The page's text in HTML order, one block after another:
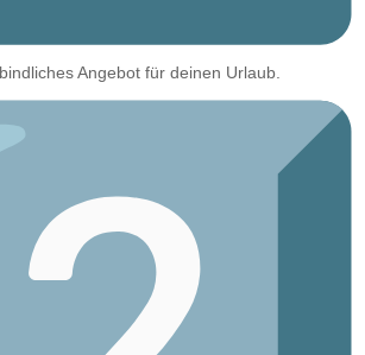
Angebot für deinen Urlaub.